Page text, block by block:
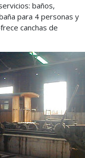
baños,
para 4 personas y
canchas de